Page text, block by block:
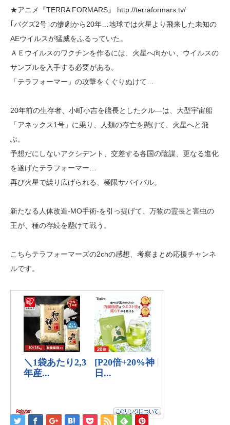
★アニメ『TERRA FORMARS』 http://terraformars.tv/
｢バグズ2号｣の惨劇から20年…地球では火星より飛来した未知の
AEウイルスが猛威をふるっていた。
ＡＥウイルスのワクチンを作るには、火星へ向かい、ウイルスの
サンプルを入手する必要がある。
「テラフォーマー」の攻撃をくぐりぬけて…
20年前の生存者、小町小吉を艦長としたクル―は、大型宇宙船
「アネックス1号」に乗り、人類の存亡を懸けて、火星へと飛
ぶ。
予想だにしないアクシデント、交差する各国の陰謀、更なる進化
を遂げたテラフォーマー…
再び火星で繰り広げられる、極限サバイバル。
新たなる人体改造-MO手術-を引っ提げて、万物の霊長と害虫の
王が、種の存続を懸けて戦う。
こちらテラフォーマーズの2chの感想、考察まとめ応援チャンネ
ルです。